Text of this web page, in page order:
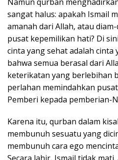
sangat halus: apakah Ismail
amanah dari Allah, atau
pusat kepemilikan hati? Di
cinta yang sehat adalah cinta
bahwa semua berasal dari
keterikatan yang berlebihan
perlahan memindahkan
Pemberi kepada pemberian-
Karena itu, qurban dalam
membunuh sesuatu yang
membunuh cara ego